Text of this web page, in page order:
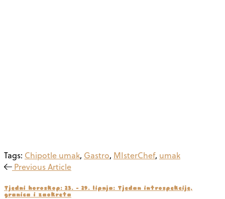
Tags: Chipotle umak, Gastro, MIsterChef, umak
Previous Article
Tjedni horoskop: 23. – 29. lipnja: Tjedan introspekcije,
granica i zaokreta